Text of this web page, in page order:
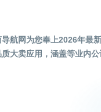
导航网为您奉上2026年最
质大卖应用，涵盖等业内